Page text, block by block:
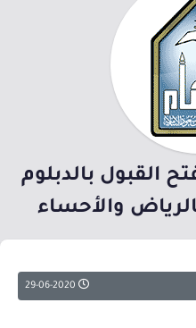
القبول بالدبلوم
والأحساء